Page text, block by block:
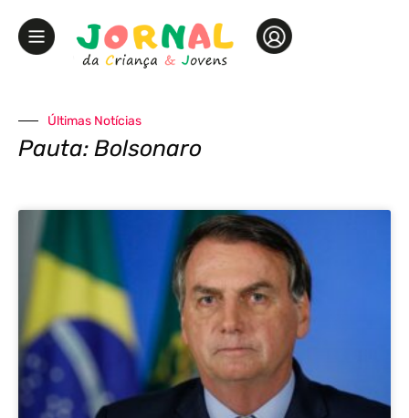
Últimas Notícias
Pauta: Bolsonaro